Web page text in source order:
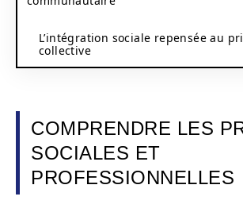
L’intégration sociale repensée au
collective
COMPRENDRE LES
SOCIALES ET
PROFESSIONNELLES